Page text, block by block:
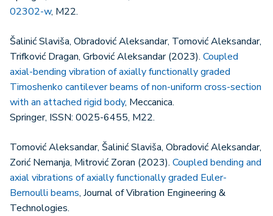
02302-w, M22.
Šalinić Slaviša, Obradović Aleksandar, Tomović Aleksandar,
Trifković Dragan, Grbović Aleksandar (2023). Coupled
axial-bending vibration of axially functionally graded
Timoshenko cantilever beams of non-uniform cross-section
with an attached rigid body, Meccanica.
Springer, ISSN: 0025-6455, M22.
Tomović Aleksandar, Šalinić Slaviša, Obradović Aleksandar,
Zorić Nemanja, Mitrović Zoran (2023). Coupled bending and
axial vibrations of axially functionally graded Euler-
Bernoulli beams, Journal of Vibration Engineering &
Technologies.